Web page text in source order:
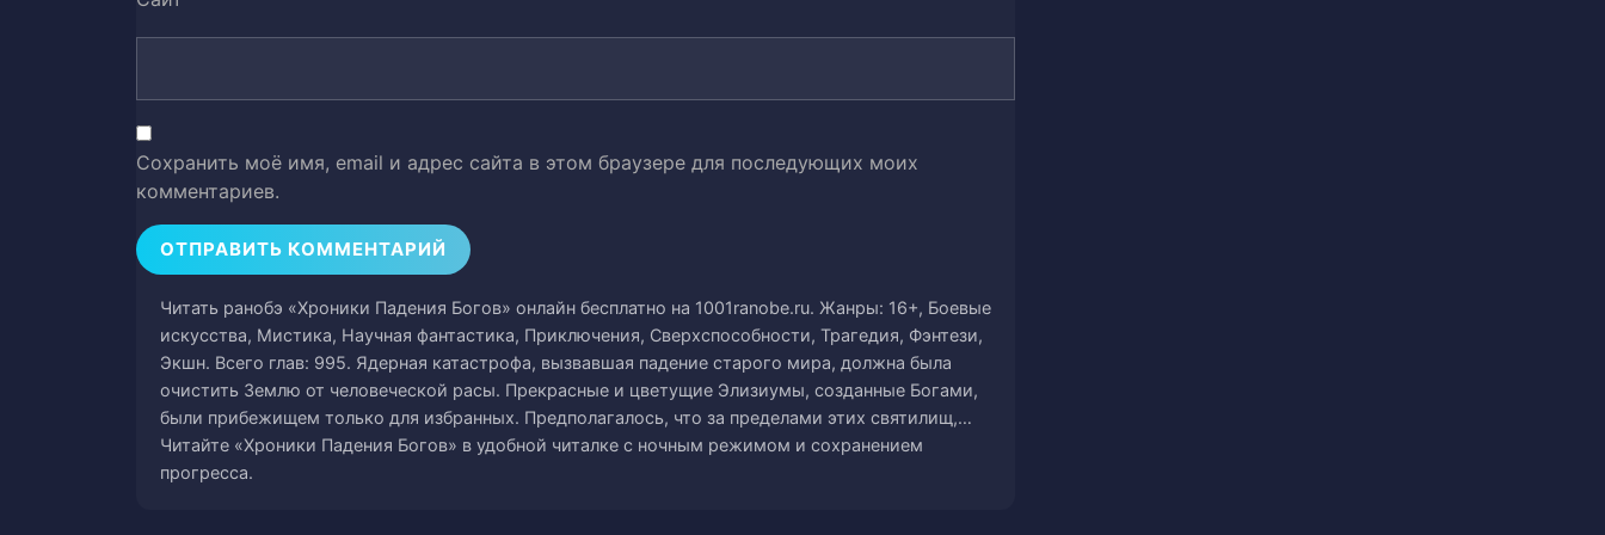
Том 1. Глава 40. Ловушка
48 Том 1. Глава 41. Перед лицом смерти
Том 1. Глава 42. Мужское Решение
50 Том 1. Глава 43. Ярость
51 Том 1. Глава 44. Преданные
52 Том 1. Глава 45. Истребление
Сохранить моё имя, email и адрес сайта в этом браузере для последующих моих
комментариев.
Читать ранобэ «Хроники Падения Богов» онлайн бесплатно на 1001ranobe.ru. Жанры: 16+, Боевые
искусства, Мистика, Научная фантастика, Приключения, Сверхспособности, Трагедия, Фэнтези,
Экшн. Всего глав: 995. Ядерная катастрофа, вызвавшая падение старого мира, должна была
очистить Землю от человеческой расы. Прекрасные и цветущие Элизиумы, созданные Богами,
были прибежищем только для избранных. Предполагалось, что за пределами этих святилищ,…
Читайте «Хроники Падения Богов» в удобной читалке с ночным режимом и сохранением
прогресса.